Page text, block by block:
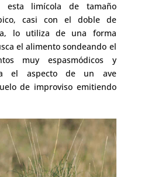
esta limícola de tamaño
casi con el doble de
lo utiliza de una forma
el alimento sondeando el
muy espasmódicos y
el aspecto de un ave
de improviso emitiendo